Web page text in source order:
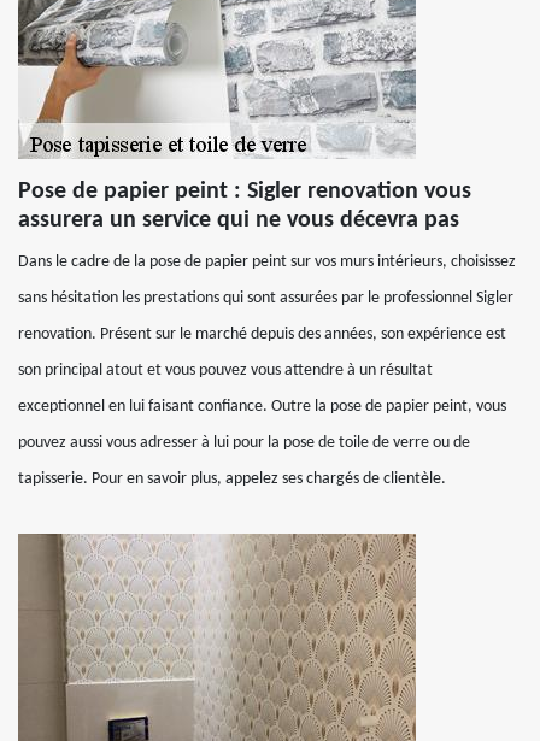
Pose de papier peint : Sigler renovation vous
assurera un service qui ne vous décevra pas
Dans le cadre de la pose de papier peint sur vos murs intérieurs, choisissez
sans hésitation les prestations qui sont assurées par le professionnel Sigler
renovation. Présent sur le marché depuis des années, son expérience est
son principal atout et vous pouvez vous attendre à un résultat
exceptionnel en lui faisant confiance. Outre la pose de papier peint, vous
pouvez aussi vous adresser à lui pour la pose de toile de verre ou de
tapisserie. Pour en savoir plus, appelez ses chargés de clientèle.